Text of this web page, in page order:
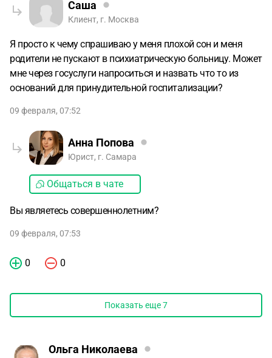
Саша
Клиент, г. Москва
Я просто к чему спрашиваю у меня плохой сон и меня
родители не пускают в психиатрическую больницу. Может
мне через госуслуги напроситься и назвать что то из
оснований для принудительной госпитализации?
09 февраля, 07:52
Анна Попова
Юрист, г. Самара
Общаться в чате
Вы являетесь совершеннолетним?
09 февраля, 07:53
0 0
Показать еще7
Ольга Николаева